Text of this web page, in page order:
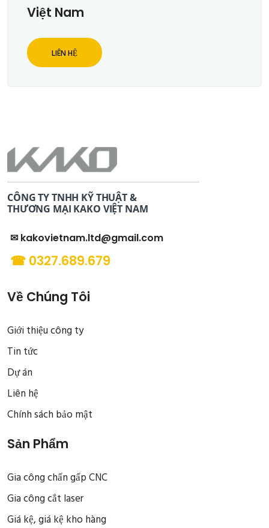
Việt Nam
LIÊN HỆ
CÔNG TY TNHH KỸ THUẬT &
THƯƠNG MẠI KAKO VIỆT NAM
✉ kakovietnam.ltd@gmail.com
☎ 0327.689.679
Về Chúng Tôi
Giới thiệu công ty
Tin tức
Dự án
Liên hệ
Chính sách bảo mật
Sản Phẩm
Gia công chấn gấp CNC
Gia công cắt laser
Giá kệ, giá kệ kho hàng